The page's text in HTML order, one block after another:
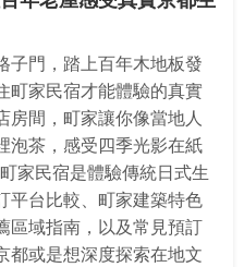
子門，踏上百年木地板發
町家民宿才能體驗的真實
房間，町家讓你像當地人
泡茶，感受四季光影在紙
家民宿是體驗傳統日式生
平台比較、町家建築特色
區域指南，以及常見預訂
都或是想深度探索在地文